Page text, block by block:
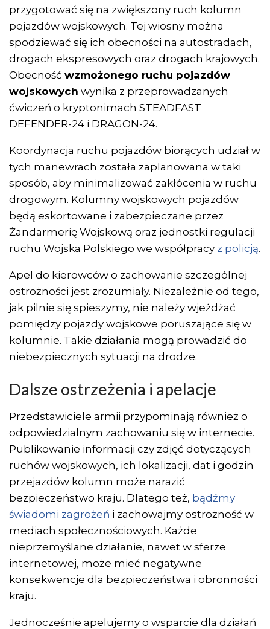
przygotować się na zwiększony ruch kolumn
pojazdów wojskowych. Tej wiosny można
spodziewać się ich obecności na autostradach,
drogach ekspresowych oraz drogach krajowych.
Obecność wzmożonego ruchu pojazdów
wojskowych wynika z przeprowadzanych
ćwiczeń o kryptonimach STEADFAST
DEFENDER-24 i DRAGON-24.
Koordynacja ruchu pojazdów biorących udział w
tych manewrach została zaplanowana w taki
sposób, aby minimalizować zakłócenia w ruchu
drogowym. Kolumny wojskowych pojazdów
będą eskortowane i zabezpieczane przez
Żandarmerię Wojskową oraz jednostki regulacji
ruchu Wojska Polskiego we współpracy z policją.
Apel do kierowców o zachowanie szczególnej
ostrożności jest zrozumiały. Niezależnie od tego,
jak pilnie się spieszymy, nie należy wjeżdżać
pomiędzy pojazdy wojskowe poruszające się w
kolumnie. Takie działania mogą prowadzić do
niebezpiecznych sytuacji na drodze.
Dalsze ostrzeżenia i apelacje
Przedstawiciele armii przypominają również o
odpowiedzialnym zachowaniu się w internecie.
Publikowanie informacji czy zdjęć dotyczących
ruchów wojskowych, ich lokalizacji, dat i godzin
przejazdów kolumn może narazić
bezpieczeństwo kraju. Dlatego też, bądźmy
świadomi zagrożeń i zachowajmy ostrożność w
mediach społecznościowych. Każde
nieprzemyślane działanie, nawet w sferze
internetowej, może mieć negatywne
konsekwencje dla bezpieczeństwa i obronności
kraju.
Jednocześnie apelujemy o wsparcie dla działań